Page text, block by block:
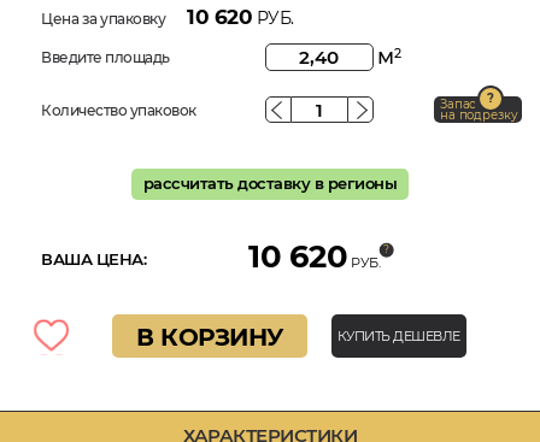
ХАРАКТЕРИСТИКИ
Цена за упаковку 10 620 РУБ.
Введите площадь м2
Количество упаковок Запас
на подрезку
рассчитать доставку в регионы
ВАША ЦЕНА: 10 620 РУБ.
В КОРЗИНУ КУПИТЬ ДЕШЕВЛЕ